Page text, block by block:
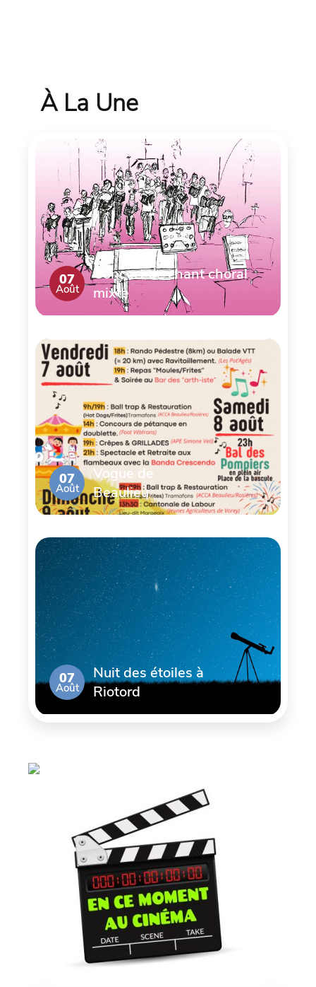
À La Une
07
Août
Concert de chant choral
mixte
07
Août
Vogue de
Beaulieu
07
Août
Nuit des étoiles à
Riotord